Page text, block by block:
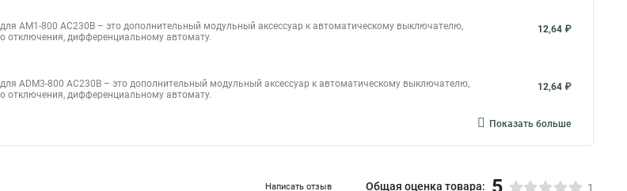
AM1-800 AC230B – это дополнительный модульный аксессуар к автоматическому выключателю,
отключения, дифференциальному автомату.
12,64 ₽
ADM3-800 AC230B – это дополнительный модульный аксессуар к автоматическому выключателю,
отключения, дифференциальному автомату.
12,64 ₽
Показать больше
Написать отзыв Общая оценка товара: 1